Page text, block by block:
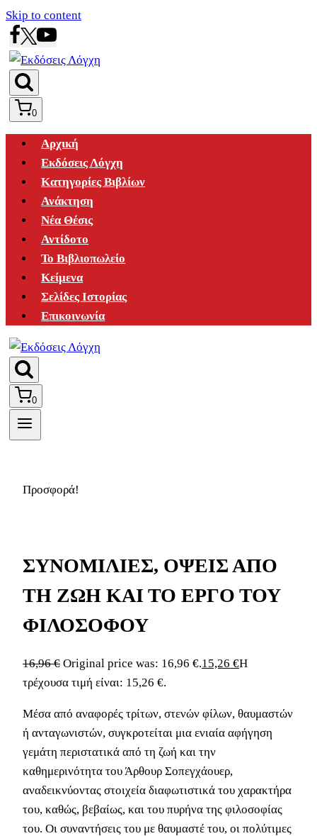
Skip to content
0
Αρχική
Εκδόσεις Λόγχη
Κατηγορίες Βιβλίων
Ανάκτηση
Νέα Θέσις
Αντίδοτο
Το Βιβλιοπωλείο
Κείμενα
Σελίδες Ιστορίας
Επικοινωνία
0
Προσφορά!
ΣΥΝΟΜΙΛΙΕΣ, ΟΨΕΙΣ ΑΠΟ
ΤΗ ΖΩΗ ΚΑΙ ΤΟ ΕΡΓΟ ΤΟΥ
ΦΙΛΟΣΟΦΟΥ
16,96€ Original price was: 16,96 €.15,26 €Η
τρέχουσα τιμή είναι: 15,26 €.
Μέσα από αναφορές τρίτων, στενών φίλων, θαυμαστών
ή ανταγωνιστών, συγκροτείται μια ενιαία αφήγηση
γεμάτη περιστατικά από τη ζωή και την
καθημερινότητα του Άρθουρ Σοπεγχάουερ,
αναδεικνύοντας στοιχεία διαφωτιστικά του χαρακτήρα
του, καθώς, βεβαίως, και του πυρήνα της φιλοσοφίας
του. Οι συναντήσεις του με θαυμαστέ του, οι πολύτιμες